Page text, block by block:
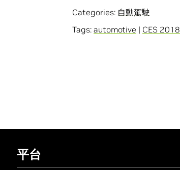
Categories: 自動駕駛
Tags: automotive | CES 2018
平台